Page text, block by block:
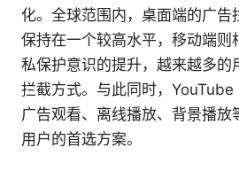
化。全球范围内，桌面端的广告
保持在一个较高水平，移动端则
私保护意识的提升，越来越多的
拦截方式。与此同时，
广告观看、离线播放、背景播放
用户的首选方案。